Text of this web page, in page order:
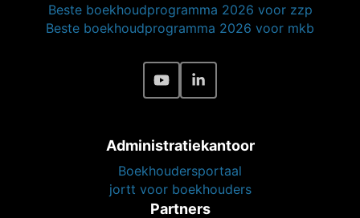
Beste boekhoudprogramma 2026 voor zzp
Beste boekhoudprogramma 2026 voor mkb
Administratiekantoor
Boekhoudersportaal
jortt voor boekhouders
Partners